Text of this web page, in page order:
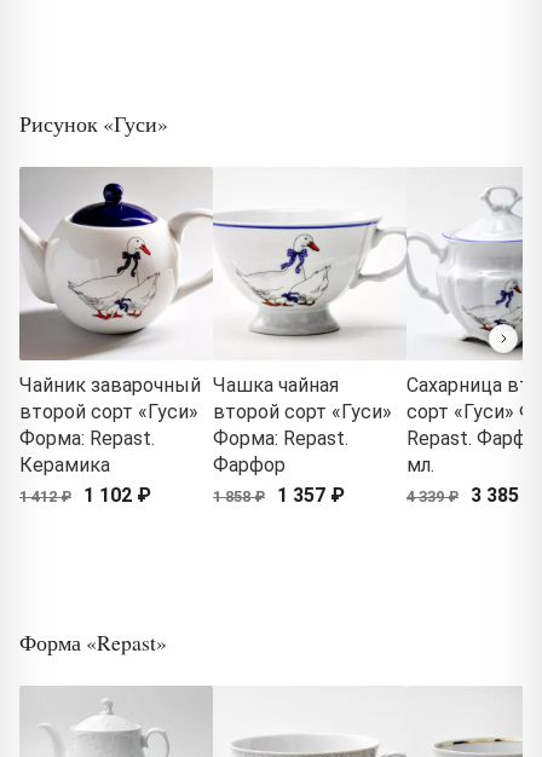
Рисунок «Гуси»
Чайник заварочный
второй сорт «Гуси»
Форма: Repast.
Керамика
1 412 ₽ 1 102 ₽
Чашка чайная
второй сорт «Гуси»
Форма: Repast.
Фарфор
1 858 ₽ 1 357 ₽
Сахарница
сорт «Гуси»
Repast.
мл.
4 339 ₽ 3 385 ₽
Форма «Repast»